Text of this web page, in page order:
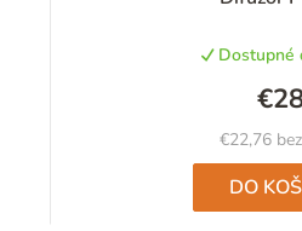
Dostupné
€22,76
DO